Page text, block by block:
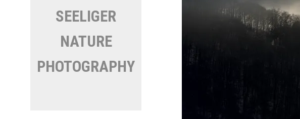
SEELIGER
NATURE
PHOTOGRAPHY